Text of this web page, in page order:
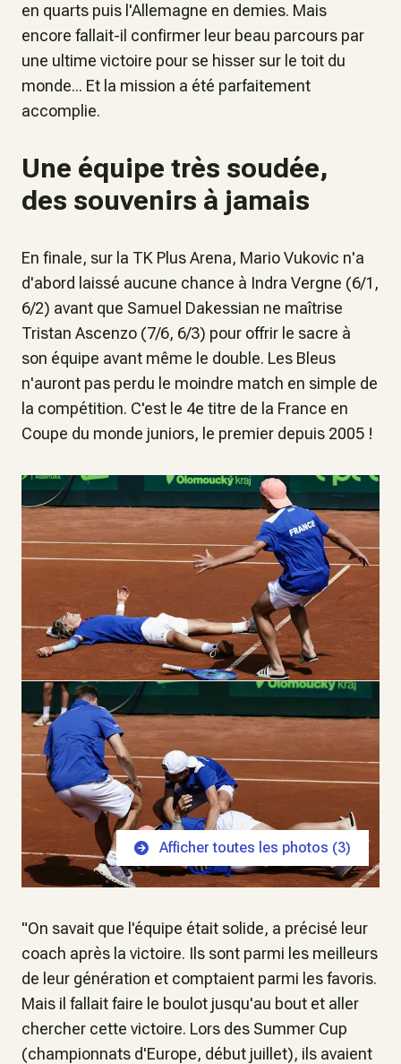
en quarts puis l'Allemagne en demies. Mais
encore fallait-il confirmer leur beau parcours par
une ultime victoire pour se hisser sur le toit du
monde... Et la mission a été parfaitement
accomplie.
Une équipe très soudée,
des souvenirs à jamais
En finale, sur la TK Plus Arena, Mario Vukovic n'a
d'abord laissé aucune chance à Indra Vergne (6/1,
6/2) avant que Samuel Dakessian ne maîtrise
Tristan Ascenzo (7/6, 6/3) pour offrir le sacre à
son équipe avant même le double. Les Bleus
n'auront pas perdu le moindre match en simple de
la compétition. C'est le 4e titre de la France en
Coupe du monde juniors, le premier depuis 2005 !
Afficher toutes les photos (3)
"On savait que l'équipe était solide, a précisé leur
coach après la victoire. Ils sont parmi les meilleurs
de leur génération et comptaient parmi les favoris.
Mais il fallait faire le boulot jusqu'au bout et aller
chercher cette victoire. Lors des Summer Cup
(championnats d'Europe, début juillet), ils avaient